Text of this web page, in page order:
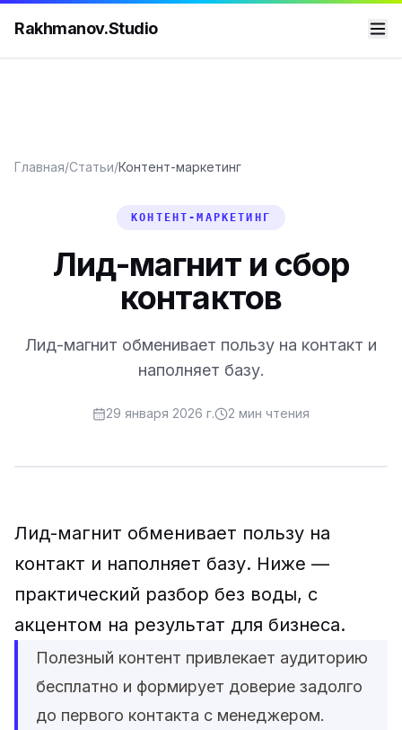
Rakhmanov.Studio
Главная/Статьи/Контент-маркетинг
КОНТЕНТ-МАРКЕТИНГ
Лид-магнит и сбор
контактов
Лид-магнит обменивает пользу на контакт и
наполняет базу.
29 января 2026 г. 2 мин чтения
Лид-магнит обменивает пользу на
контакт и наполняет базу. Ниже —
практический разбор без воды, с
акцентом на результат для бизнеса.
Полезный контент привлекает аудиторию
бесплатно и формирует доверие задолго
до первого контакта с менеджером.